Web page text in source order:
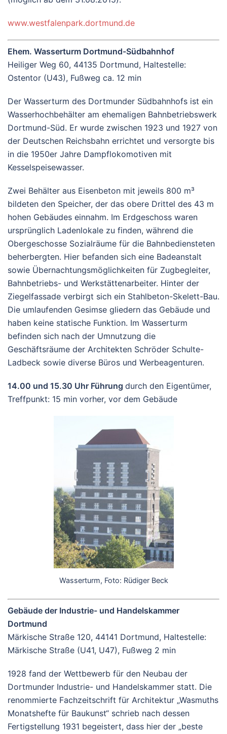
www.westfalenpark.dortmund.de
Ehem. Wasserturm Dortmund-Südbahnhof
Heiliger Weg 60, 44135 Dortmund, Haltestelle:
Ostentor (U43), Fußweg ca. 12 min
Der Wasserturm des Dortmunder Südbahnhofs ist ein
Wasserhochbehälter am ehemaligen Bahnbetriebswerk
Dortmund-Süd. Er wurde zwischen 1923 und 1927 von
der Deutschen Reichsbahn errichtet und versorgte bis
in die 1950er Jahre Dampflokomotiven mit
Kesselspeisewasser.
Zwei Behälter aus Eisenbeton mit jeweils 800 m³
bildeten den Speicher, der das obere Drittel des 43 m
hohen Gebäudes einnahm. Im Erdgeschoss waren
ursprünglich Ladenlokale zu finden, während die
Obergeschosse Sozialräume für die Bahnbediensteten
beherbergten. Hier befanden sich eine Badeanstalt
sowie Übernachtungsmöglichkeiten für Zugbegleiter,
Bahnbetriebs- und Werkstättenarbeiter. Hinter der
Ziegelfassade verbirgt sich ein Stahlbeton-Skelett-Bau.
Die umlaufenden Gesimse gliedern das Gebäude und
haben keine statische Funktion. Im Wasserturm
befinden sich nach der Umnutzung die
Geschäftsräume der Architekten Schröder Schulte-
Ladbeck sowie diverse Büros und Werbeagenturen.
14.00 und 15.30 Uhr Führung durch den Eigentümer,
Treffpunkt: 15 min vorher, vor dem Gebäude
Wasserturm, Foto: Rüdiger Beck
Gebäude der Industrie- und Handelskammer
Dortmund
Märkische Straße 120, 44141 Dortmund, Haltestelle:
Märkische Straße (U41, U47), Fußweg 2 min
1928 fand der Wettbewerb für den Neubau der
Dortmunder Industrie- und Handelskammer statt. Die
renommierte Fachzeitschrift für Architektur „Wasmuths
Monatshefte für Baukunst“ schrieb nach dessen
Fertigstellung 1931 begeistert, dass hier der „beste